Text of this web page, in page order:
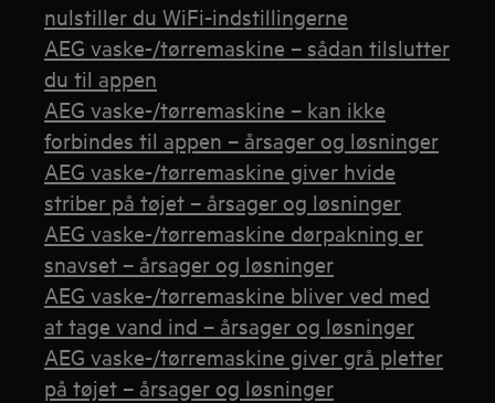
nulstiller du WiFi-indstillingerne
AEG vaske-/tørremaskine – sådan tilslutter
du til appen
AEG vaske-/tørremaskine – kan ikke
forbindes til appen – årsager og løsninger
AEG vaske-/tørremaskine giver hvide
striber på tøjet – årsager og løsninger
AEG vaske-/tørremaskine dørpakning er
snavset – årsager og løsninger
AEG vaske-/tørremaskine bliver ved med
at tage vand ind – årsager og løsninger
AEG vaske-/tørremaskine giver grå pletter
på tøjet – årsager og løsninger